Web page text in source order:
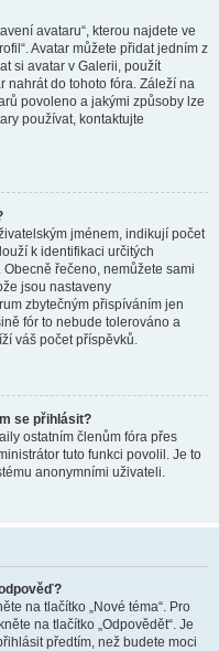
avataru“, kterou najdete ve
Avatar můžete přidat jedním z
si avatar v Galerii, použít
nahrát do tohoto fóra. Záleží na
povoleno a jakými způsoby lze
používat, kontaktujte
jménem, indikují počet
k identifikaci určitých
řečeno, nemůžete sami
jsou nastaveny
zbytečným přispíváním jen
fór to nebude tolerováno a
váš počet příspěvků.
se přihlásit?
ostatním členům fóra přes
tuto funkci povolil. Je to
anonymními uživateli.
na tlačítko „Nové téma“. Pro
na tlačítko „Odpovědět“. Je
předtím, než budete moci